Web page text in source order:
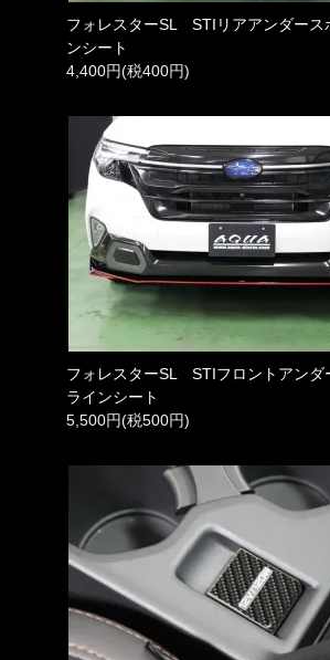
フォレスターSL STIリアアンダース
ンシート
4,400円(税400円)
フォレスターSL STIフロントアンダ
ラインシート
5,500円(税500円)